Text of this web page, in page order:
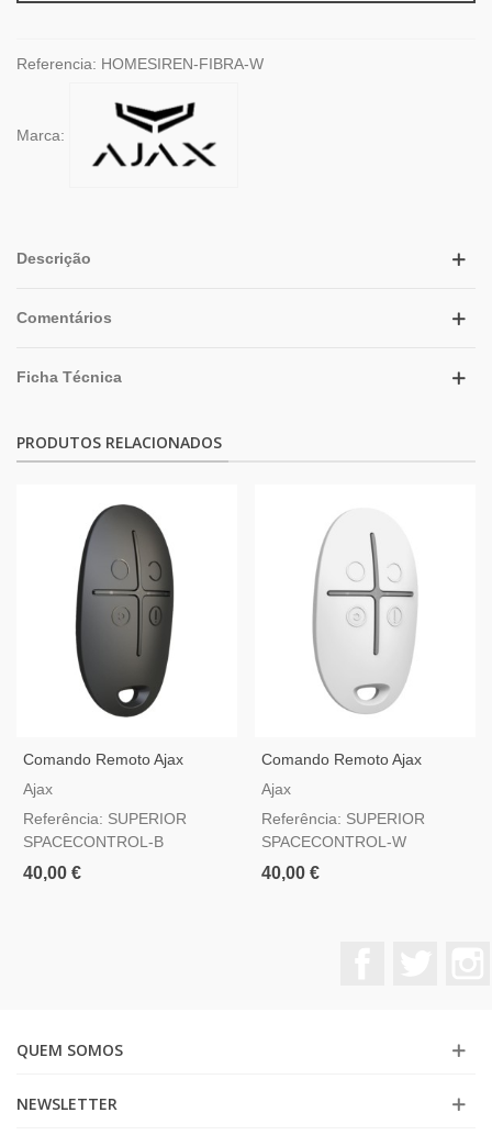
Referencia: HOMESIREN-FIBRA-W
Marca:
Descrição
Comentários
Ficha Técnica
PRODUTOS RELACIONADOS
Comando Remoto Ajax
Superior SpaceControl
De Pânico Grau 2
Ajax
Referência: SUPERIOR
SPACECONTROL-B
40,00 €
Comando Remoto Ajax
Superior SpaceControl
Botão De Pânico Grau 2
Ajax
Referência: SUPERIOR
SPACECONTROL-W
40,00 €
QUEM SOMOS
NEWSLETTER